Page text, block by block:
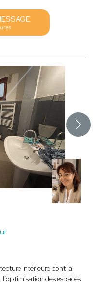
intérieure dont la
des espaces